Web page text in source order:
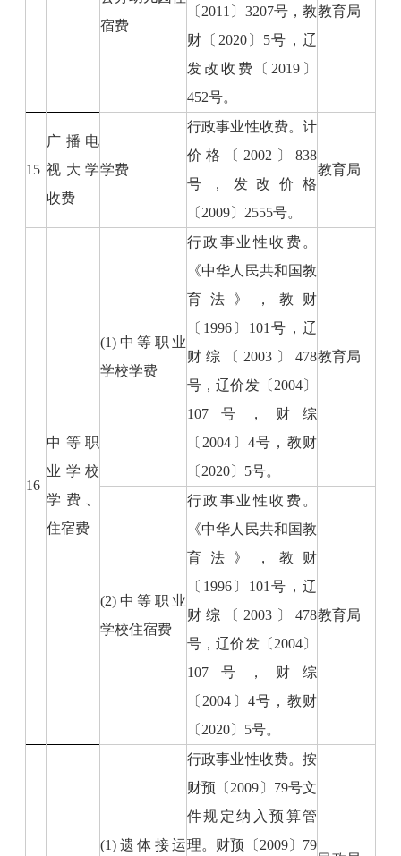
宿费
〔2011〕3207号，教
财〔2020〕5号，辽
发改收费〔2019〕
452号。
教育局
15
广播电
视大学
收费
学费
行政事业性收费。计
价格〔2002〕838
号，发改价格
〔2009〕2555号。
教育局
16
中等职
业学校
学费、
住宿费
(1)中等职业
学校学费
行政事业性收费。
《中华人民共和国教
育法》，教财
〔1996〕101号，辽
财综〔2003〕478
号，辽价发〔2004〕
107号，财综
〔2004〕4号，教财
〔2020〕5号。
教育局
(2)中等职业
学校住宿费
行政事业性收费。
《中华人民共和国教
育法》，教财
〔1996〕101号，辽
财综〔2003〕478
号，辽价发〔2004〕
107号，财综
〔2004〕4号，教财
〔2020〕5号。
教育局
(1)遗体接运
行政事业性收费。按
财预〔2009〕79号文
件规定纳入预算管
理。财预〔2009〕79